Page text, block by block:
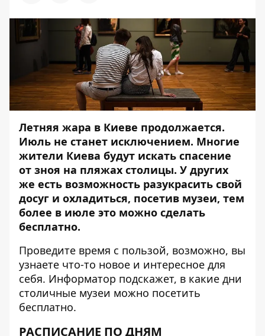
Летняя жара в Киеве продолжается.
Июль не станет исключением. Многие
жители Киева будут искать спасение
от зноя на пляжах столицы. У других
же есть возможность разукрасить свой
досуг и охладиться, посетив музеи, тем
более в июле это можно сделать
бесплатно.
Проведите время с пользой, возможно, вы
узнаете что-то новое и интересное для
себя. Информатор подскажет, в какие дни
столичные музеи можно посетить
бесплатно.
РАСПИСАНИЕ ПО ДНЯМ